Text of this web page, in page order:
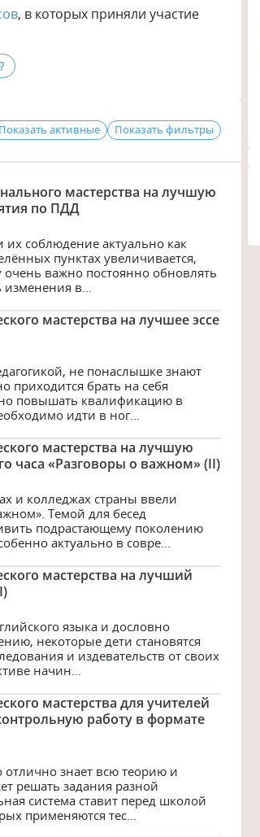
, в которых приняли участие
Показать активные Показать фильтры
мастерства на лучшую
по ПДД
соблюдение актуально как
пунктах увеличивается,
очень важно постоянно обновлять
в...
мастерства на лучшее эссе
не понаслышке знают
приходится брать на себя
повышать квалификацию в
идти в ног...
мастерства на лучшую
часа «Разговоры о важном» (II)
и колледжах страны ввели
Темой для бесед
подрастающему поколению
актуально в совре...
мастерства на лучший
языка и дословно
некоторые дети становятся
и издевательств от своих
начин...
мастерства для учителей
работу в формате
отлично знает всю теорию и
решать задания разной
система ставит перед школой
применяются тес...